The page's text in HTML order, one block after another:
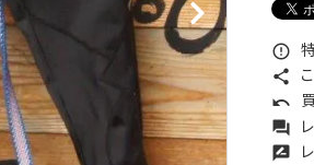
error_outline
share
undo
forum
rate_review